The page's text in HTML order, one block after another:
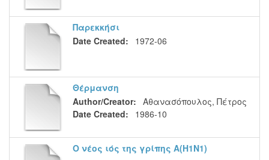
Παρεκκήσι
Date Created:
1972-06
Θέρμανση
Author/Creator: Αθανασόπουλος, Πέτρος
Date Created:
1986-10
Ο νέος ιός της γρίπης Α(H1N1)